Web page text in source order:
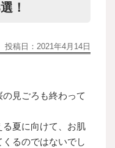
！
投稿日： 2021年4月14日
見ごろも終わって
夏に向けて、お肌
るのではないでし